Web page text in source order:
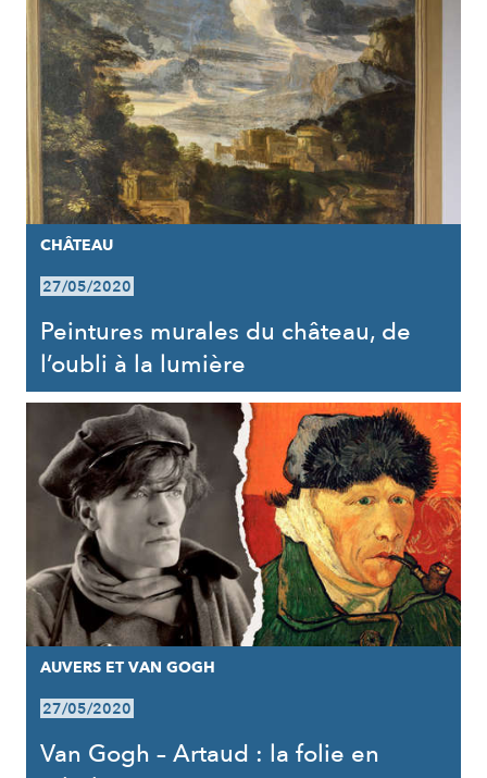
CHÂTEAU
27/05/2020
Peintures murales du château, de
l’oubli à la lumière
AUVERS ET VAN GOGH
27/05/2020
Van Gogh – Artaud : la folie en